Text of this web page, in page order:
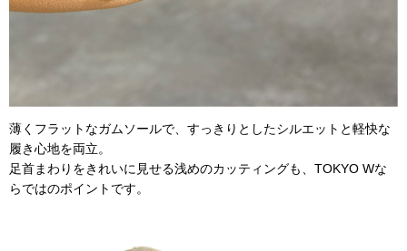
薄くフラットなガムソールで、すっきりとしたシルエットと軽快な
履き心地を両立。
足首まわりをきれいに見せる浅めのカッティングも、TOKYO Wな
らではのポイントです。